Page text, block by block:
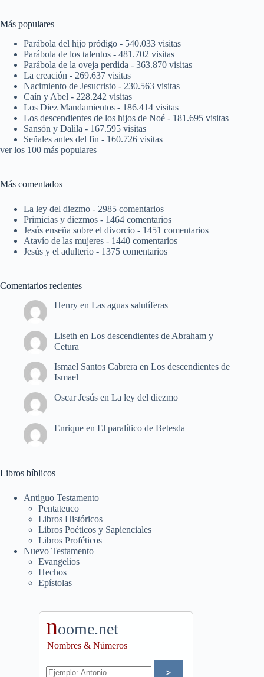
Más populares
Parábola del hijo pródigo - 540.033 visitas
Parábola de los talentos - 481.702 visitas
Parábola de la oveja perdida - 363.870 visitas
La creación - 269.637 visitas
Nacimiento de Jesucristo - 230.563 visitas
Caín y Abel - 228.242 visitas
Los Diez Mandamientos - 186.414 visitas
Los descendientes de los hijos de Noé - 181.695 visitas
Sansón y Dalila - 167.595 visitas
Señales antes del fin - 160.726 visitas
ver los 100 más populares
Más comentados
La ley del diezmo - 2985 comentarios
Primicias y diezmos - 1464 comentarios
Jesús enseña sobre el divorcio - 1451 comentarios
Atavío de las mujeres - 1440 comentarios
Jesús y el adulterio - 1375 comentarios
Comentarios recientes
Henry en Las aguas salutíferas
Liseth en Los descendientes de Abraham y
Cetura
Ismael Santos Cabrera en Los descendientes de
Ismael
Oscar Jesús en La ley del diezmo
Enrique en El paralítico de Betesda
Libros bíblicos
Antiguo Testamento
Pentateuco
Libros Históricos
Libros Poéticos y Sapienciales
Libros Proféticos
Nuevo Testamento
Evangelios
Hechos
Epístolas
noome.net
Nombres & Números